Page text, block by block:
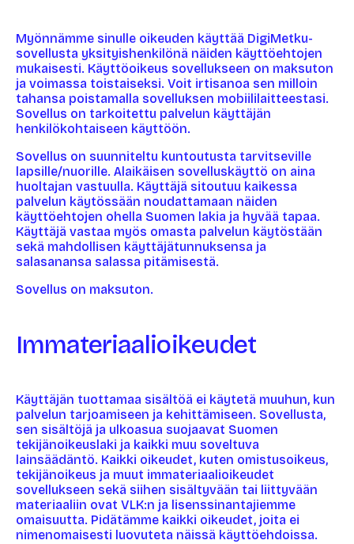
Myönnämme sinulle oikeuden käyttää DigiMetku-
sovellusta yksityishenkilönä näiden käyttöehtojen
mukaisesti. Käyttöoikeus sovellukseen on maksuton
ja voimassa toistaiseksi. Voit irtisanoa sen milloin
tahansa poistamalla sovelluksen mobiililaitteestasi.
Sovellus on tarkoitettu palvelun käyttäjän
henkilökohtaiseen käyttöön.
Sovellus on suunniteltu kuntoutusta tarvitseville
lapsille/nuorille. Alaikäisen sovelluskäyttö on aina
huoltajan vastuulla. Käyttäjä sitoutuu kaikessa
palvelun käytössään noudattamaan näiden
käyttöehtojen ohella Suomen lakia ja hyvää tapaa.
Käyttäjä vastaa myös omasta palvelun käytöstään
sekä mahdollisen käyttäjätunnuksensa ja
salasanansa salassa pitämisestä.
Sovellus on maksuton.
Immateriaalioikeudet
Käyttäjän tuottamaa sisältöä ei käytetä muuhun, kun
palvelun tarjoamiseen ja kehittämiseen. Sovellusta,
sen sisältöjä ja ulkoasua suojaavat Suomen
tekijänoikeuslaki ja kaikki muu soveltuva
lainsäädäntö. Kaikki oikeudet, kuten omistusoikeus,
tekijänoikeus ja muut immateriaalioikeudet
sovellukseen sekä siihen sisältyvään tai liittyvään
materiaaliin ovat VLK:n ja lisenssinantajiemme
omaisuutta. Pidätämme kaikki oikeudet, joita ei
nimenomaisesti luovuteta näissä käyttöehdoissa.